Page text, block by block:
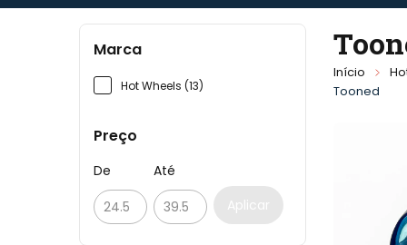
Marca
Hot Wheels (13)
Preço
De
Até
Aplicar
Início
Tooned